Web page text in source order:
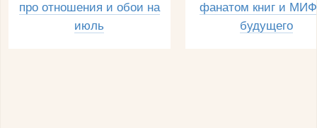
про отношения и обои на
июль
фанатом книг и
будущего